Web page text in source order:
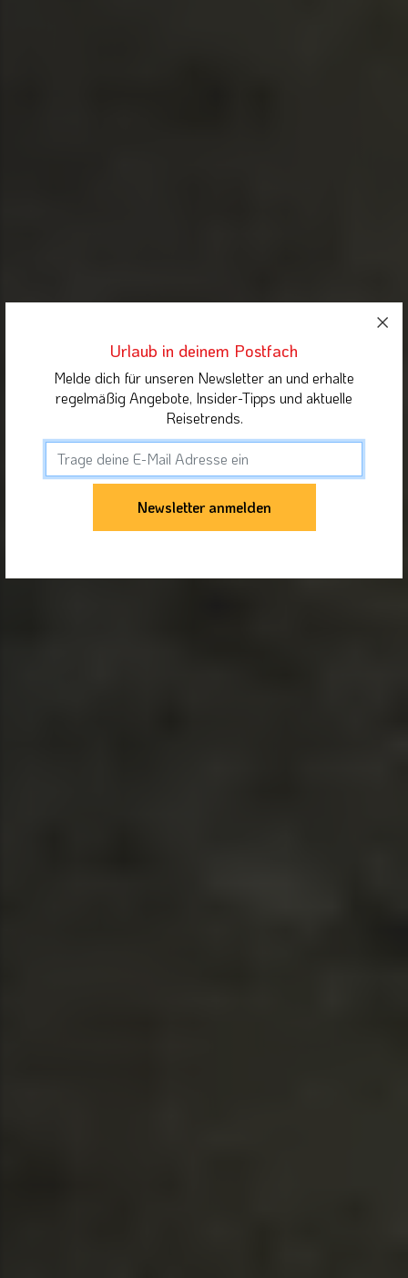
Urlaub in deinem Postfach
Melde dich für unseren Newsletter an und erhalte
regelmäßig Angebote, Insider-Tipps und aktuelle
Reisetrends.